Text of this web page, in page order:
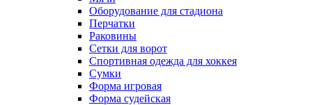
Оборудование для стадиона
Перчатки
Раковины
Сетки для ворот
Спортивная одежда для хоккея
Сумки
Форма игровая
Форма судейская